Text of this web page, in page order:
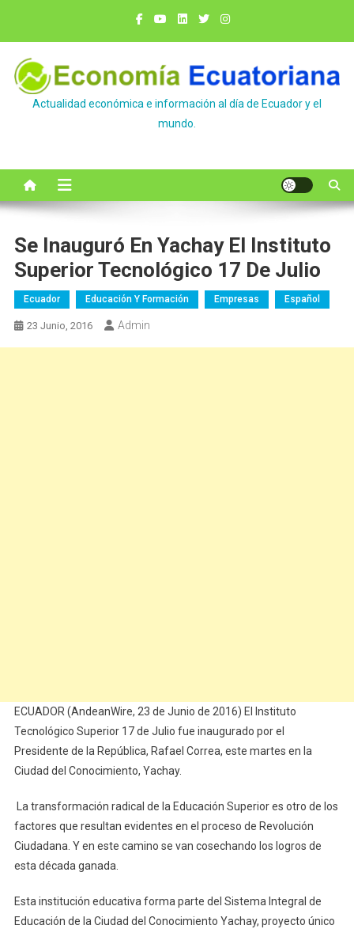
Actualidad económica e información al día de Ecuador y el
mundo.
Se Inauguró En Yachay El Instituto
Superior Tecnológico 17 De Julio
Ecuador Educación Y Formación Empresas Español
23 Junio, 2016 Admin
ECUADOR (AndeanWire, 23 de Junio de 2016) El Instituto
Tecnológico Superior 17 de Julio fue inaugurado por el
Presidente de la República, Rafael Correa, este martes en la
Ciudad del Conocimiento, Yachay.
La transformación radical de la Educación Superior es otro de los
factores que resultan evidentes en el proceso de Revolución
Ciudadana. Y en este camino se van cosechando los logros de
esta década ganada.
Esta institución educativa forma parte del Sistema Integral de
Educación de la Ciudad del Conocimiento Yachay, proyecto único